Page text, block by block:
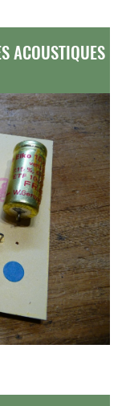
ACOUSTIQUES